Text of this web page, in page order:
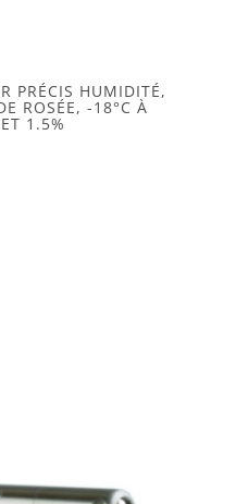
PRÉCIS HUMIDITÉ,
ROSÉE, -18°C À
1.5%